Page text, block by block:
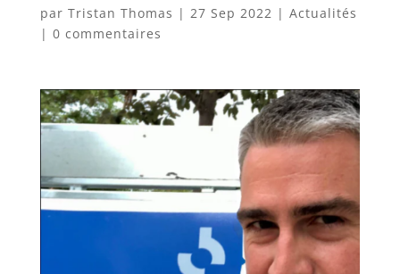
par Tristan Thomas | 27 Sep 2022 | Actualités
| 0 commentaires